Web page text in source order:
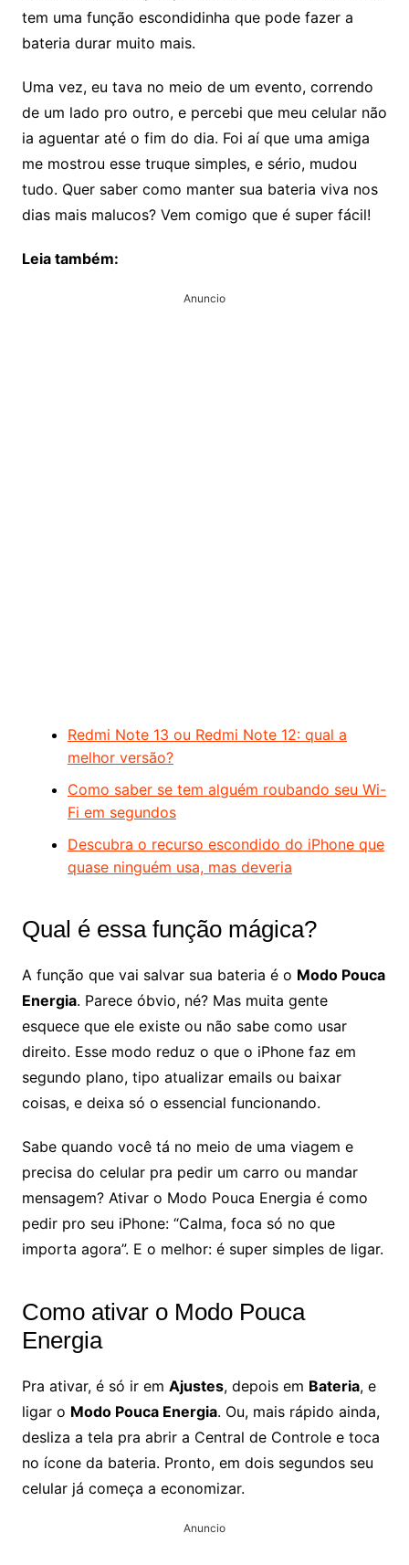
tem uma função escondidinha que pode fazer a
bateria durar muito mais.
Uma vez, eu tava no meio de um evento, correndo
de um lado pro outro, e percebi que meu celular não
ia aguentar até o fim do dia. Foi aí que uma amiga
me mostrou esse truque simples, e sério, mudou
tudo. Quer saber como manter sua bateria viva nos
dias mais malucos? Vem comigo que é super fácil!
Leia também:
Anuncio
Redmi Note 13 ou Redmi Note 12: qual a
melhor versão?
Como saber se tem alguém roubando seu Wi-
Fi em segundos
Descubra o recurso escondido do iPhone que
quase ninguém usa, mas deveria
Qual é essa função mágica?
A função que vai salvar sua bateria é o Modo Pouca
Energia. Parece óbvio, né? Mas muita gente
esquece que ele existe ou não sabe como usar
direito. Esse modo reduz o que o iPhone faz em
segundo plano, tipo atualizar emails ou baixar
coisas, e deixa só o essencial funcionando.
Sabe quando você tá no meio de uma viagem e
precisa do celular pra pedir um carro ou mandar
mensagem? Ativar o Modo Pouca Energia é como
pedir pro seu iPhone: “Calma, foca só no que
importa agora”. E o melhor: é super simples de ligar.
Como ativar o Modo Pouca
Energia
Pra ativar, é só ir em Ajustes, depois em Bateria, e
ligar o Modo Pouca Energia. Ou, mais rápido ainda,
desliza a tela pra abrir a Central de Controle e toca
no ícone da bateria. Pronto, em dois segundos seu
celular já começa a economizar.
Anuncio